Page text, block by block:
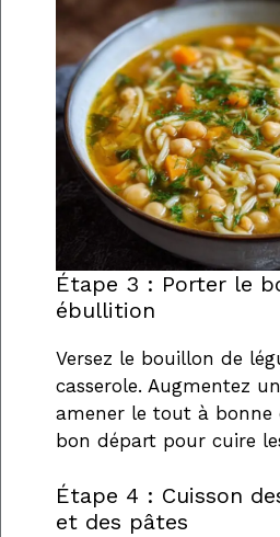
Étape 3 : Porter le
ébullition
Versez le bouillon de
casserole. Augmentez
amener le tout à bonne
bon départ pour cuire
Étape 4 : Cuisson
et des pâtes